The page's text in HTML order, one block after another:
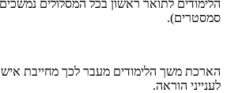
הלימודים לתואר ראשון בכל המסלולים
סמסטרים).
הארכת משך הלימודים מעבר לכך מחייבת
לענייני הוראה.